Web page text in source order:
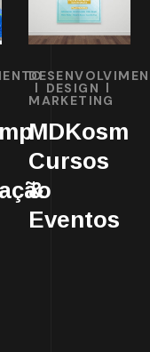
DESIGN
MARKETING
MDKosm
Cursos
&
Eventos